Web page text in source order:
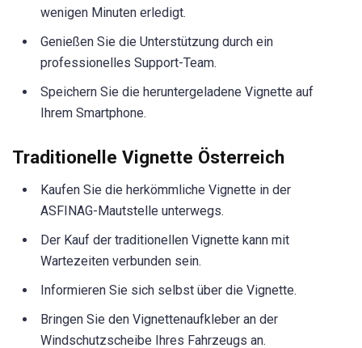
wenigen Minuten erledigt.
Genießen Sie die Unterstützung durch ein
professionelles Support-Team.
Speichern Sie die heruntergeladene Vignette auf
Ihrem Smartphone.
Traditionelle Vignette Österreich
Kaufen Sie die herkömmliche Vignette in der
ASFINAG-Mautstelle unterwegs.
Der Kauf der traditionellen Vignette kann mit
Wartezeiten verbunden sein.
Informieren Sie sich selbst über die Vignette.
Bringen Sie den Vignettenaufkleber an der
Windschutzscheibe Ihres Fahrzeugs an.